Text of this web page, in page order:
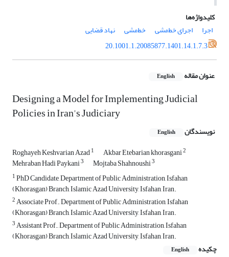
کلیدواژه‌ها
اجرا
اجرای خط‌مشی خط‌مشی
نهاد قضایی
20.1001.1.20085877.1401.14.1.7.3
عنوان مقاله English
Designing a Model for Implementing Judicial
Policies in Iran's Judiciary
نویسندگان English
Roghayeh Keshvarian Azad1 Akbar Etebarian khorasgani2
Mehraban Hadi Paykani3 Mojtaba Shahnoushi3
1PhD Candidate, Department of Public Administration, Isfahan
(Khorasgan) Branch, Islamic Azad University, Isfahan, Iran.
2Associate Prof., Department of Public Administration, Isfahan
(Khorasgan) Branch, Islamic Azad University, Isfahan, Iran.
3Assistant Prof., Department of Public Administration, Isfahan
(Khorasgan) Branch, Islamic Azad University, Isfahan, Iran.
چکیده
English